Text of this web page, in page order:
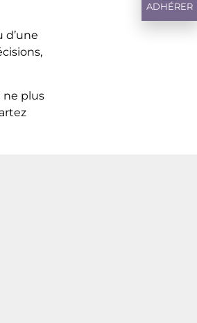
d’une
ne plus
ADHÉRER